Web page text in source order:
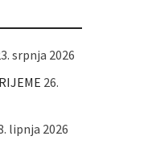
srpnja 2026
26.
lipnja 2026